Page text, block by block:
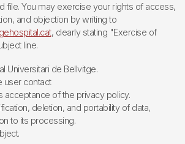
file. You may exercise your rights of access,
and objection by writing to
, clearly stating "Exercise of
line.
Universitari de Bellvitge.
user contact
acceptance of the privacy policy.
deletion, and portability of data,
to its processing.